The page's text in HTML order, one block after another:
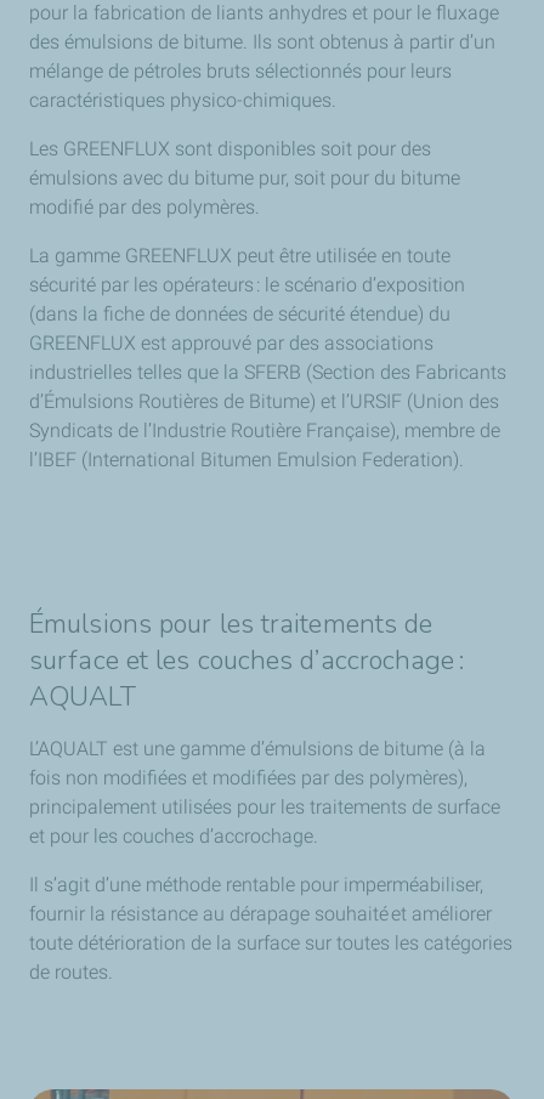
pour la fabrication de liants anhydres et pour le fluxage
des émulsions de bitume. Ils sont obtenus à partir d’un
mélange de pétroles bruts sélectionnés pour leurs
caractéristiques physico-chimiques.
Les GREENFLUX sont disponibles soit pour des
émulsions avec du bitume pur, soit pour du bitume
modifié par des polymères.
La gamme GREENFLUX peut être utilisée en toute
sécurité par les opérateurs : le scénario d’exposition
(dans la fiche de données de sécurité étendue) du
GREENFLUX est approuvé par des associations
industrielles telles que la SFERB (Section des Fabricants
d’Émulsions Routières de Bitume) et l’URSIF (Union des
Syndicats de l’Industrie Routière Française), membre de
l’IBEF (International Bitumen Emulsion Federation).
Émulsions pour les traitements de
surface et les couches d’accrochage :
AQUALT
L’AQUALT est une gamme d’émulsions de bitume (à la
fois non modifiées et modifiées par des polymères),
principalement utilisées pour les traitements de surface
et pour les couches d’accrochage.
Il s’agit d’une méthode rentable pour imperméabiliser,
fournir la résistance au dérapage souhaité et améliorer
toute détérioration de la surface sur toutes les catégories
de routes.